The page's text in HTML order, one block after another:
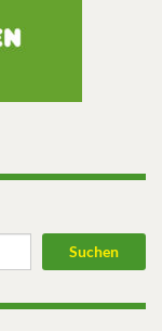
Suchen